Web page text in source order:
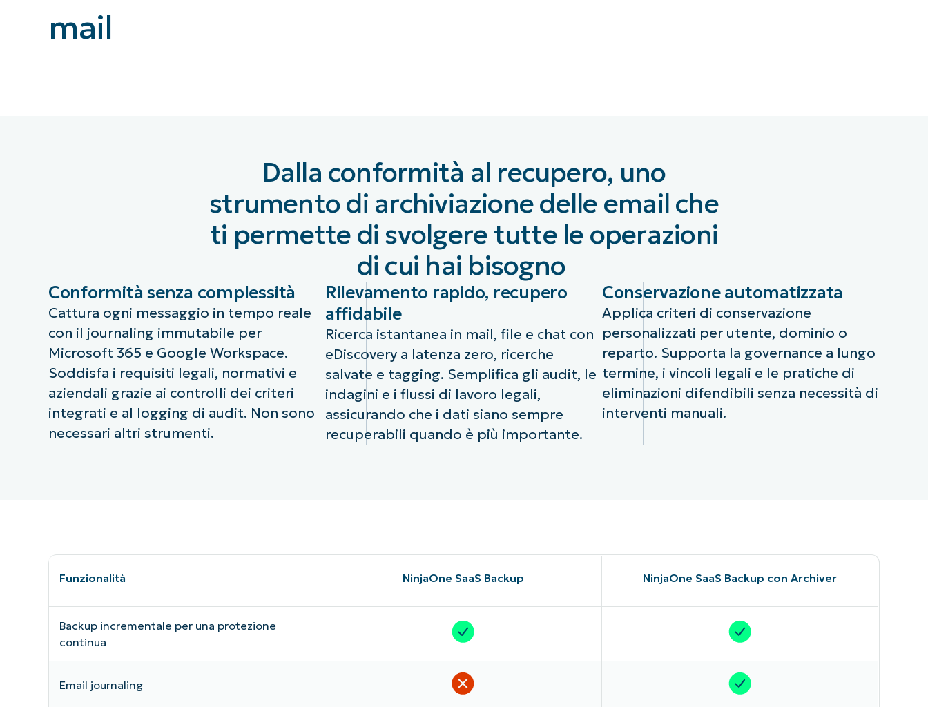
mail
Dalla conformità al recupero, uno
strumento di archiviazione delle email che
ti permette di svolgere tutte le operazioni
di cui hai bisogno
Conformità senza complessità
Cattura ogni messaggio in tempo reale
con il journaling immutabile per
Microsoft 365 e Google Workspace.
Soddisfa i requisiti legali, normativi e
aziendali grazie ai controlli dei criteri
integrati e al logging di audit. Non sono
necessari altri strumenti.
Rilevamento rapido, recupero
affidabile
Ricerca istantanea in mail, file e chat con
eDiscovery a latenza zero, ricerche
salvate e tagging. Semplifica gli audit, le
indagini e i flussi di lavoro legali,
assicurando che i dati siano sempre
recuperabili quando è più importante.
Conservazione automatizzata
Applica criteri di conservazione
personalizzati per utente, dominio o
reparto. Supporta la governance a lungo
termine, i vincoli legali e le pratiche di
eliminazioni difendibili senza necessità di
interventi manuali.
Funzionalità NinjaOne SaaS Backup NinjaOne SaaS Backup con Archiver
Backup incrementale per una protezione
continua
Email journaling